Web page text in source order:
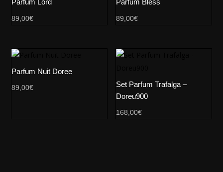
Parfum Lord
89,00€
Parfum Bless
89,00€
Parfum Nuit Doree
89,00€
Set Parfum Trafalga –
Doreu900
168,00€